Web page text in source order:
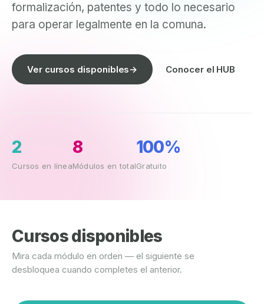
formalización, patentes y todo lo necesario
para operar legalmente en la comuna.
Ver cursos disponibles→ Conocer el HUB
2
Cursos en línea
8
Módulos en total
100%
Gratuito
Cursos disponibles
Mira cada módulo en orden — el siguiente se
desbloquea cuando completes el anterior.